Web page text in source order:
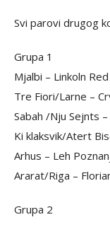
Svi parovi drugog
Grupa 1
Mjalbi – Linkoln
Tre Fiori/Larne –
Sabah /Nju Sejnts
Ki klaksvik/Atert
Arhus – Leh
Ararat/Riga –
Grupa 2